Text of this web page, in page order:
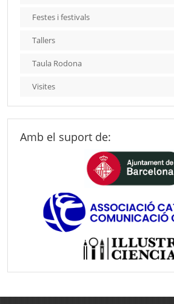
Festes i festivals
Tallers
Taula Rodona
Visites
Amb el suport de: